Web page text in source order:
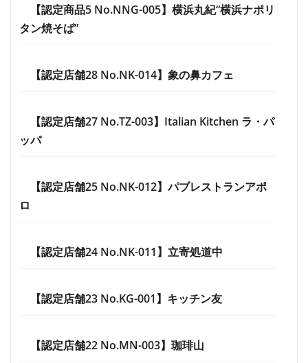
【認定商品5 No.NNG-005】横浜丸紀“横浜ナポリ
タン焼そば”
【認定店舗28 No.NK-014】象の鼻カフェ
【認定店舗27 No.TZ-003】Italian Kitchen ラ・パ
ッパ
【認定店舗25 No.NK-012】パブレストランアポ
ロ
【認定店舗24 No.NK-011】立寄処道中
【認定店舗23 No.KG-001】キッチン友
【認定店舗22 No.MN-003】珈琲山